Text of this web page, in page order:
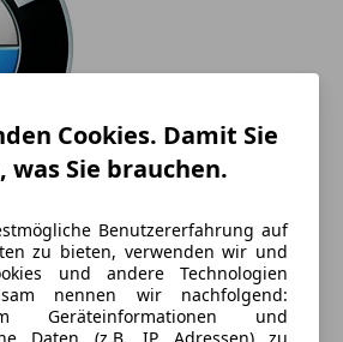
Cookies. Damit Sie
was Sie brauchen.
Benutzererfahrung auf
zu bieten, verwenden wir und
und andere Technologien
nennen wir nachfolgend:
Geräteinformationen und